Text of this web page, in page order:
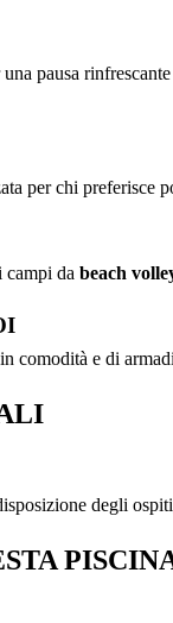
pausa
per chi preferisce
campi da beach
comodità e di
degli